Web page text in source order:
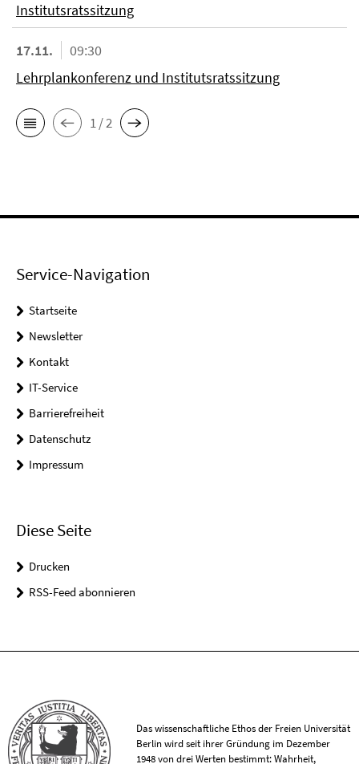
Institutsratssitzung
17.11.
09:30
Lehrplankonferenz und Institutsratssitzung
1 / 2
Service-Navigation
Startseite
Newsletter
Kontakt
IT-Service
Barrierefreiheit
Datenschutz
Impressum
Diese Seite
Drucken
RSS-Feed abonnieren
Das wissenschaftliche Ethos der Freien Universität
Berlin wird seit ihrer Gründung im Dezember
1948 von drei Werten bestimmt: Wahrheit,